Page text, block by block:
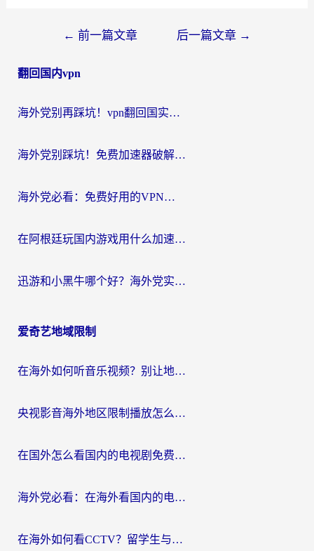
导
← 前一篇文章 后一篇文章 →
翻回国内vpn
海外党别再踩坑！vpn翻回国实用指南——选对加速器，国内资源无缝用
海外党别踩坑！免费加速器破解版真的能用？教你无缝访问国内资源的正确姿势
海外党必看：免费好用的VPN？不如选对转国内加速器实现无缝追剧
在阿根廷玩国内游戏用什么加速器？3年海外党亲测实用指南
迅游和小黑牛哪个好？海外党实测指南，选对中国地址加速器才能无缝刷国内资源
爱奇艺地域限制
在海外如何听音乐视频？别让地域限制挡住你的华语旋律
央视影音海外地区限制播放怎么办？海外华人必看的追剧自由指南
在国外怎么看国内的电视剧免费？3个关键步骤+1款靠谱加速器帮你搞定
海外党必看：在海外看国内的电视剧的app选对了吗？3步解决地域限制烦恼
在海外如何看CCTV？留学生与海外华人的实用回国加速指南